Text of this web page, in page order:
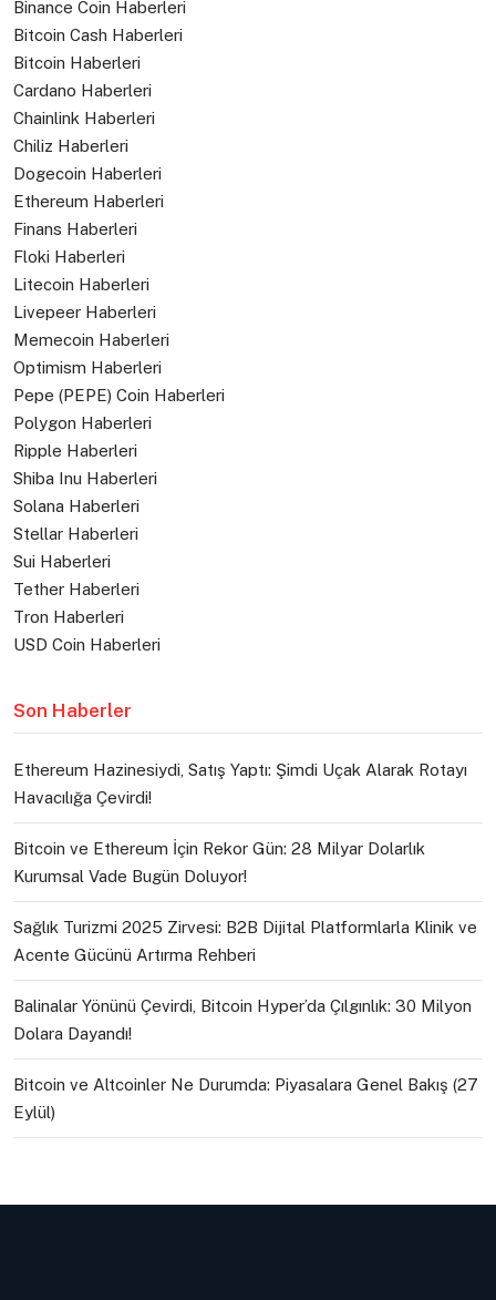
Binance Coin Haberleri
Bitcoin Cash Haberleri
Bitcoin Haberleri
Cardano Haberleri
Chainlink Haberleri
Chiliz Haberleri
Dogecoin Haberleri
Ethereum Haberleri
Finans Haberleri
Floki Haberleri
Litecoin Haberleri
Livepeer Haberleri
Memecoin Haberleri
Optimism Haberleri
Pepe (PEPE) Coin Haberleri
Polygon Haberleri
Ripple Haberleri
Shiba Inu Haberleri
Solana Haberleri
Stellar Haberleri
Sui Haberleri
Tether Haberleri
Tron Haberleri
USD Coin Haberleri
Son Haberler
Ethereum Hazinesiydi, Satış Yaptı: Şimdi Uçak Alarak Rotayı
Havacılığa Çevirdi!
Bitcoin ve Ethereum İçin Rekor Gün: 28 Milyar Dolarlık
Kurumsal Vade Bugün Doluyor!
Sağlık Turizmi 2025 Zirvesi: B2B Dijital Platformlarla Klinik ve
Acente Gücünü Artırma Rehberi
Balinalar Yönünü Çevirdi, Bitcoin Hyper’da Çılgınlık: 30 Milyon
Dolara Dayandı!
Bitcoin ve Altcoinler Ne Durumda: Piyasalara Genel Bakış (27
Eylül)